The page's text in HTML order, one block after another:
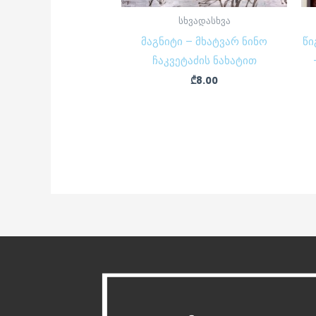
სხვადასხვა
მაგნიტი – მხატვარ ნინო
ჩაკვეტაძის ნახატით
₾8.00